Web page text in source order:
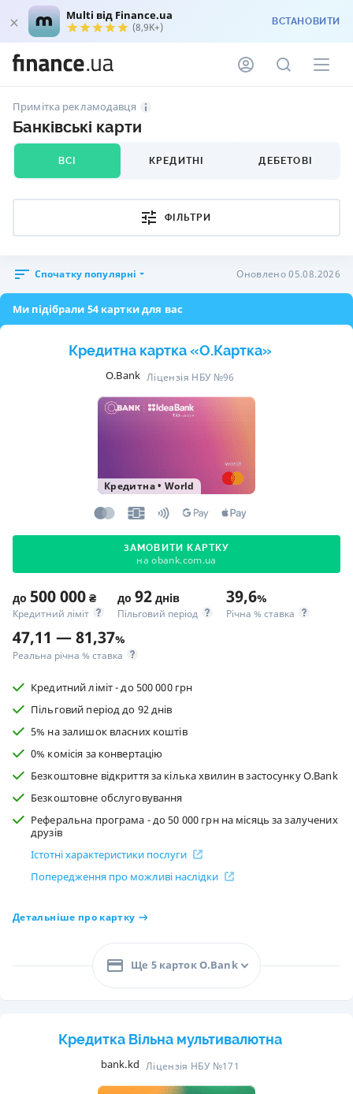
Multi від Finance.ua
(8,9K+) ВСТАНОВИТИ
Примітка рекламодавця
Банківські карти
ВСІ КРЕДИТНІ ДЕБЕТОВІ
ФІЛЬТРИ
Спочатку популярні Оновлено 05.08.2026
Ми підібрали 54 картки для вас
Кредитна картка «O.Картка»
O.Bank Ліцензія НБУ №96
Кредитна• World
ЗАМОВИТИ КАРТКУ
на obank.com.ua
до 500 000 ₴
Кредитний ліміт
до 92 днів
Пільговий період
39,6%
Річна % ставка
47,11 — 81,37%
Реальна річна % ставка
Кредитний ліміт - до 500 000 грн
Пільговий період до 92 днів
5% на залишок власних коштів
0% комісія за конвертацію
Безкоштовне відкриття за кілька хвилин в застосунку O.Bank
Безкоштовне обслуговування
Реферальна програма - до 50 000 грн на місяць за залучених
друзів
Істотні характеристики послуги
Попередження про можливі наслідки
Детальніше про картку
Ще 5 карток O.Bank
Кредитка Вільна мультивалютна
bank.kd Ліцензія НБУ №171